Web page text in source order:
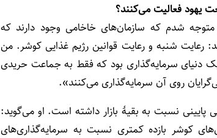
یهود فعالیت می‌کنند؟
و متوجه شدم که سازمان‌های خاخامی وجود دارند که
شنبه و رعایت قوانین رژیم غذایی کوشر. من
دنیای سرمایه‌گذاری بود که فقط به جماعت حریدی
روی آن سرمایه‌گذاری می‌کنند».
پایینی نسبت به بقیۀ بازار داشته است. او می‌گوید:
کوشر بازده کمتری نسبت به سرمایه‌گذاری‌های